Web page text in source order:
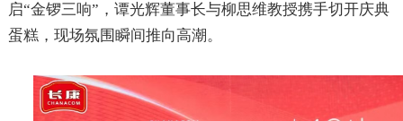
启“金锣三响”，谭光辉董事长与柳思维教授携手切开庆典
蛋糕，现场氛围瞬间推向高潮。